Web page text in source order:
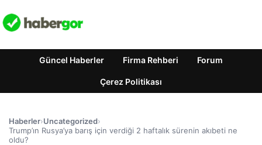
Güncel Haberler Firma Rehberi Forum
Çerez Politikası
Haberler›Uncategorized›
Trump’ın Rusya’ya barış için verdiği 2 haftalık sürenin akıbeti ne
oldu?